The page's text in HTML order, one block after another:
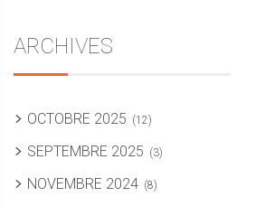
ARCHIVES
OCTOBRE 2025 (12)
SEPTEMBRE 2025 (3)
NOVEMBRE 2024 (8)